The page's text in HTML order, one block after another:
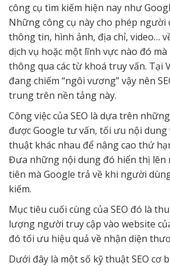
công cụ tìm kiếm hiện nay như
Những công cụ này cho phép người
thông tin, hình ảnh, địa chỉ, video…
dịch vụ hoặc một lĩnh vực nào đó
thông qua các từ khoá truy vấn. Tại
đang chiếm “ngôi vương” vậy nên
trung trên nền tảng này.
Công việc của SEO là dựa trên
được Google tư vấn, tối ưu nội dung
thuật khác nhau để nâng cao thứ
Đưa những nội dung đó hiển thị lên
tiên mà Google trả về khi người
kiếm.
Mục tiêu cuối cùng của SEO đó là
lượng người truy cập vào website
đó tối ưu hiệu quả về nhận diện
Dưới đây là một số kỹ thuật SEO cơ